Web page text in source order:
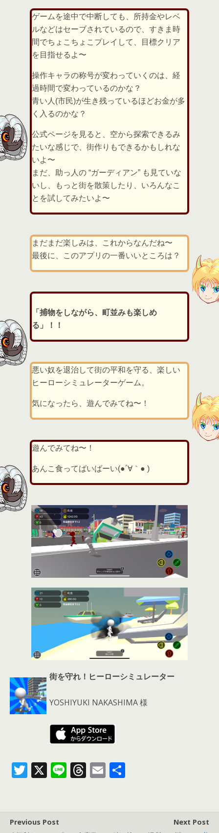
ゲームを途中で中断しても、所持金やレベ
ルなどはセーブされているので、すきま時
間でちょこちょこプレイして、目標クリア
を目指せるよ〜
操作キャラの称号が変わっていくのは、経
過時間で変わっているのかな？
青い人(市民)が生き残っているほどお金が多
く入るのかな？
公式ページを見ると、空から探索できるみ
たいな感じで、街作りもできるかもしれな
いよ〜
まだ、助っ人の “ガーディアン” も見ていな
いし、もっと街を散策したり、いろんなこ
とを試してみたいよ〜
まだまだ楽しみは、これからなんだね〜
最後に、このアプリの一番いいところは？
「捕物をしながら、町並みも楽しめ
る」！！
悪い奴を退治して街の平和を守る、楽しい
ヒーローシミュレーターゲーム。
気になったら、遊んでみてね〜！
遊んでみてね〜！
あんこ食ってばいばーい(●´∀｀● )
街を守れ！ヒーローシミュレーター
YOSHIYUKI NAKASHIMA 様
T
er
X Li T E
Previous Post
Next Post